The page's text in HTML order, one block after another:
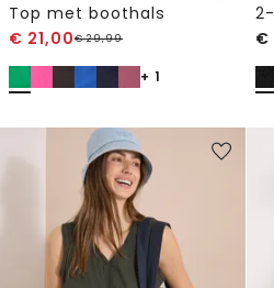
Top met boothals
€ 21,00€29,99
+ 1
€